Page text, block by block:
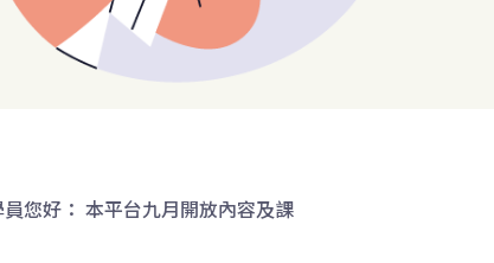
您好： 本平台九月開放內容及課